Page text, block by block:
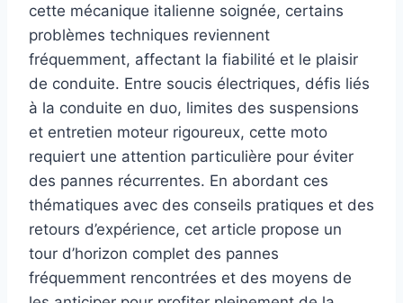
cette mécanique italienne soignée, certains
problèmes techniques reviennent
fréquemment, affectant la fiabilité et le plaisir
de conduite. Entre soucis électriques, défis liés
à la conduite en duo, limites des suspensions
et entretien moteur rigoureux, cette moto
requiert une attention particulière pour éviter
des pannes récurrentes. En abordant ces
thématiques avec des conseils pratiques et des
retours d’expérience, cet article propose un
tour d’horizon complet des pannes
fréquemment rencontrées et des moyens de